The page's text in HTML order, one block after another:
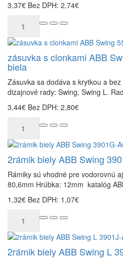
3,37€ Bez DPH: 2,74€
zásuvka s clonkami ABB
biela
Zásuvka sa dodáva s krytkou a
dizajnové rady: Swing, Swing L.
3,44€ Bez DPH: 2,80€
2rámik biely ABB Swing
Rámiky sú vhodné pre vodorovnú
80,6mm Hrúbka: 12mm katalóg
1,32€ Bez DPH: 1,07€
2rámik biely ABB Swing L